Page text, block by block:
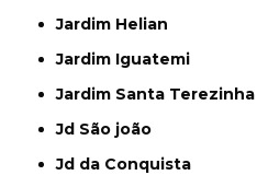
Jardim Helian
Jardim Iguatemi
Jardim Santa Terezinha
Jd São joão
Jd da Conquista